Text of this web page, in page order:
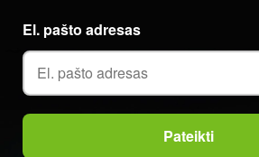
El. pašto adresas